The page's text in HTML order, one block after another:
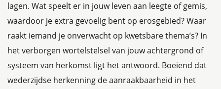
lagen. Wat speelt er in jouw leven aan leegte of gemis,
waardoor je extra gevoelig bent op erosgebied? Waar
raakt iemand je onverwacht op kwetsbare thema’s? In
het verborgen wortelstelsel van jouw achtergrond of
systeem van herkomst ligt het antwoord. Boeiend dat
wederzijdse herkenning de aanraakbaarheid in het